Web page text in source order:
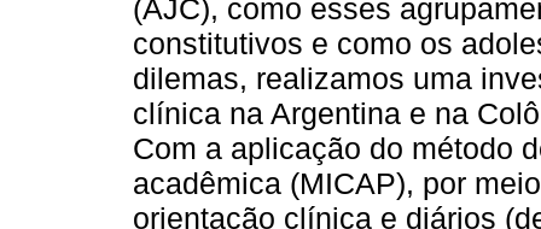
(AJC), como esses
constitutivos e como os
dilemas, realizamos uma
clínica na Argentina e na
Com a aplicação do método
acadêmica (MICAP), por
orientação clínica e diários